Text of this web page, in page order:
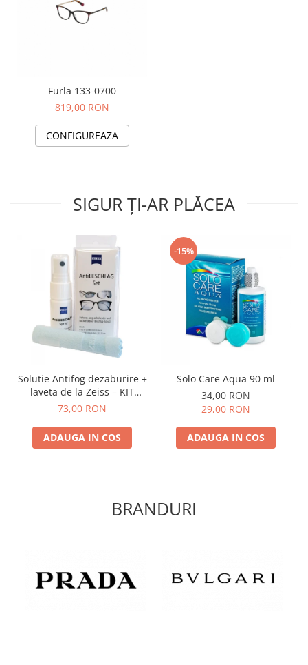
Furla 133-0700
819,00 RON
CONFIGUREAZA
SIGUR ȚI-AR PLĂCEA
Solutie Antifog dezaburire +
laveta de la Zeiss – KIT
COMPLET
73,00 RON
ADAUGA IN COS
-15%
Solo Care Aqua 90 ml
34,00 RON
29,00 RON
ADAUGA IN COS
BRANDURI